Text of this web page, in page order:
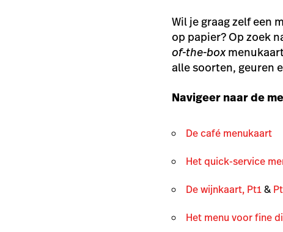
Wil je graag zelf een
op papier? Op zoek
of-the-box
alle soorten, geuren
Navigeer naar de
De café menukaart
Het quick-service
De wijnkaart, Pt1&
Het menu voor fine